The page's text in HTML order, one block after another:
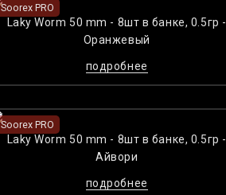
Soorex PRO
Laky Worm 50 mm - 8шт в банке, 0.5гр -
Оранжевый
подробнее
Soorex PRO
Laky Worm 50 mm - 8шт в банке, 0.5гр -
Айвори
подробнее